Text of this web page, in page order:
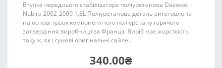
Втулка переднього стабілізатора поліуретанова Daewoo
Nubira 2002-2009 1,8L Поліуретанова деталь виготовлена
на основі трьох компонентного поліуретану гарячого
затвердіння виробництва Франції. Виріб має жорсткість
таку ж, як і гумові оригінальні сайле..
340.00₴